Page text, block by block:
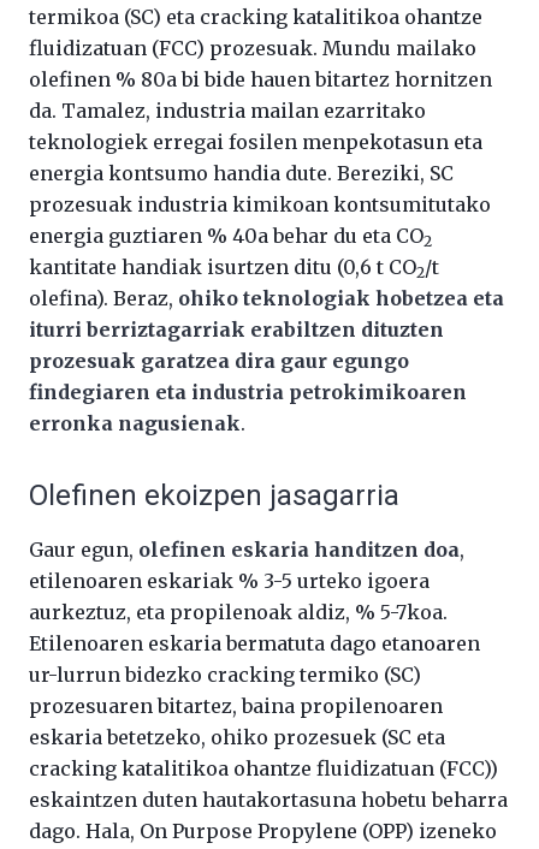
termikoa (SC) eta cracking katalitikoa ohantze
fluidizatuan (FCC) prozesuak. Mundu mailako
olefinen % 80a bi bide hauen bitartez hornitzen
da. Tamalez, industria mailan ezarritako
teknologiek erregai fosilen menpekotasun eta
energia kontsumo handia dute. Bereziki, SC
prozesuak industria kimikoan kontsumitutako
energia guztiaren % 40a behar du eta CO2
kantitate handiak isurtzen ditu (0,6 t CO2/t
olefina). Beraz, ohiko teknologiak hobetzea eta
iturri berriztagarriak erabiltzen dituzten
prozesuak garatzea dira gaur egungo
findegiaren eta industria petrokimikoaren
erronka nagusienak.
Olefinen ekoizpen jasagarria
Gaur egun, olefinen eskaria handitzen doa,
etilenoaren eskariak % 3-5 urteko igoera
aurkeztuz, eta propilenoak aldiz, % 5-7koa.
Etilenoaren eskaria bermatuta dago etanoaren
ur-lurrun bidezko cracking termiko (SC)
prozesuaren bitartez, baina propilenoaren
eskaria betetzeko, ohiko prozesuek (SC eta
cracking katalitikoa ohantze fluidizatuan (FCC))
eskaintzen duten hautakortasuna hobetu beharra
dago. Hala, On Purpose Propylene (OPP) izeneko